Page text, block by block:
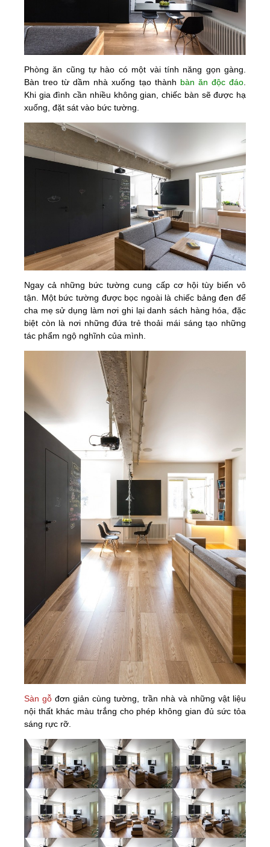
Phòng ăn cũng tự hào có một vài tính năng gọn gàng.
Bàn treo từ dầm nhà xuống tạo thành bàn ăn độc đáo
Khi gia đình cần nhiều không gian, chiếc bàn sẽ được hạ
xuống, đặt sát vào bức tường.
Ngay cả những bức tường cung cấp cơ hội tùy biến vô
tận. Một bức tường được bọc ngoài là chiếc bảng đen để
cha mẹ sử dụng làm nơi ghi lại danh sách hàng hóa, đặc
biệt còn là nơi những đứa trẻ thoải mái sáng tạo những
tác phẩm ngộ nghĩnh của mình.
Sàn gỗ đơn giản cùng tường, trần nhà và những vật liệu
nội thất khác màu trắng cho phép không gian đủ sức tỏa
sáng rực rỡ.